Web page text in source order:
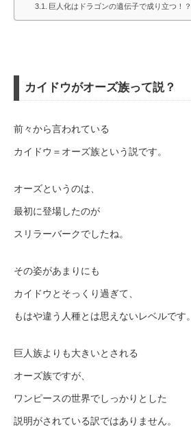
巨人化はドラゴンの遺伝子で成り立つ！？
カイドウがオーズ族って説？
前々から言われている
カイドウ＝オーズ族という説です。
オーズというのは、
最初に登場したのが
スリラーバークでしたね。
その姿があまりにも
カイドウとそっくり過ぎて、
もはや違う人種とは思えないレベルです。
巨人族よりも大きいとされる
オーズ族ですが、
ワンピースの世界でしっかりとした
説明がされている訳ではありません。